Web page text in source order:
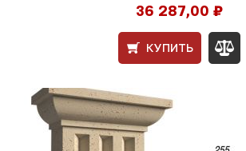
36 287,00 ₽
КУПИТЬ